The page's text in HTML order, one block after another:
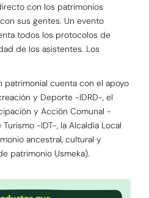
con los patrimonios
sus gentes. Un evento
todos los protocolos de
de los asistentes. Los
patrimonial cuenta con el apoyo
y Deporte -IDRD-, el
y Acción Comunal -
-IDT-, la Alcaldía Local
ancestral, cultural y
patrimonio Usmeka).